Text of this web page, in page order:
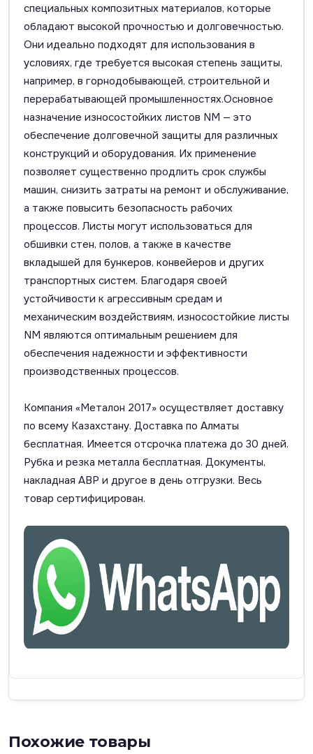
специальных композитных материалов, которые
обладают высокой прочностью и долговечностью.
Они идеально подходят для использования в
условиях, где требуется высокая степень защиты,
например, в горнодобывающей, строительной и
перерабатывающей промышленностях.Основное
назначение износостойких листов NM — это
обеспечение долговечной защиты для различных
конструкций и оборудования. Их применение
позволяет существенно продлить срок службы
машин, снизить затраты на ремонт и обслуживание,
а также повысить безопасность рабочих
процессов. Листы могут использоваться для
обшивки стен, полов, а также в качестве
вкладышей для бункеров, конвейеров и других
транспортных систем. Благодаря своей
устойчивости к агрессивным средам и
механическим воздействиям, износостойкие листы
NM являются оптимальным решением для
обеспечения надежности и эффективности
производственных процессов.
Компания «Металон 2017» осуществляет доставку
по всему Казахстану. Доставка по Алматы
бесплатная. Имеется отсрочка платежа до 30 дней.
Рубка и резка металла бесплатная. Документы,
накладная АВР и другое в день отгрузки. Весь
товар сертифицирован.
Похожие товары